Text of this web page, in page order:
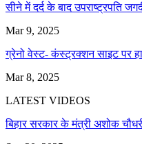
सीने में दर्द के बाद उपराष्ट्रपति
Mar 9, 2025
ग्रेनो वेस्ट- कंस्ट्रक्शन साइट पर
Mar 8, 2025
LATEST VIDEOS
बिहार सरकार के मंत्री अशोक